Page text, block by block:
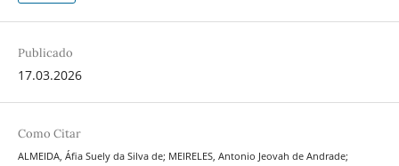
Publicado
17.03.2026
Como Citar
ALMEIDA, Áfia Suely da Silva de; MEIRELES, Antonio Jeovah de Andrade;